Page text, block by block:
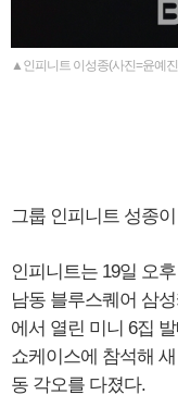
▲인피니트 이성종(사진=윤예
그룹 인피니트 성종
인피니트는 19일 오
남동 블루스퀘어 삼
에서 열린 미니 6집
쇼케이스에 참석해
동 각오를 다졌다.